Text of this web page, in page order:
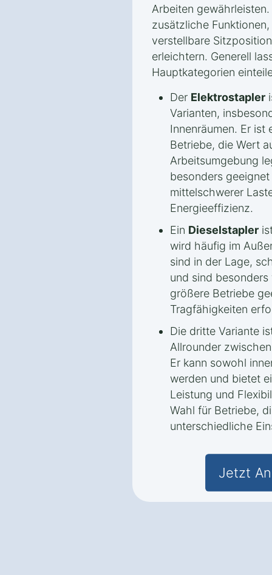
Arbeiten
zusätzliche
verstellbare
erleichtern. Generell
Hauptkategorien
Der Elektrostapler
Varianten,
Innenräumen. Er ist
Betriebe, die Wert
Arbeitsumgebung
besonders
mittelschwerer
Energieeffizienz.
Ein Dieselstapler
wird häufig im
sind in der Lage,
und sind
größere Betriebe
Tragfähigkeiten
Die dritte Variante
Allrounder
Er kann sowohl
werden und bietet
Leistung und
Wahl für Betriebe,
unterschiedliche
Jetzt